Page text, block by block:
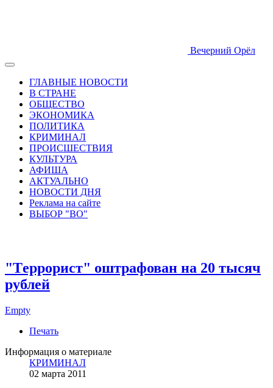
Вечерний Орёл
ГЛАВНЫЕ НОВОСТИ
В СТРАНЕ
ОБЩЕСТВО
ЭКОНОМИКА
ПОЛИТИКА
КРИМИНАЛ
ПРОИСШЕСТВИЯ
КУЛЬТУРА
АФИША
АКТУАЛЬНО
НОВОСТИ ДНЯ
Реклама на сайте
ВЫБОР "ВО"
"Tеррорист" оштрафован на 20 тысяч
рублей
Empty
Печать
Информация о материале
КРИМИНАЛ
02 марта 2011